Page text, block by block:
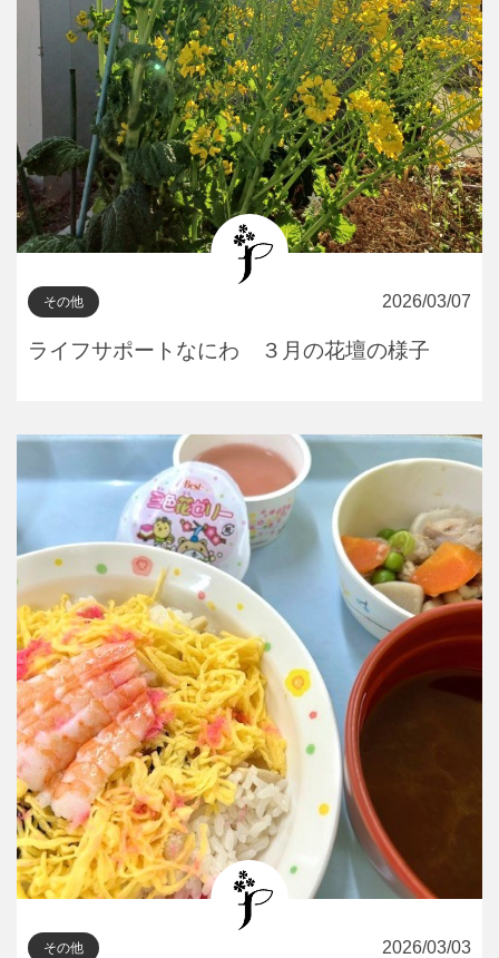
その他 2026/03/07
ライフサポートなにわ ３月の花壇の様子
その他 2026/03/03